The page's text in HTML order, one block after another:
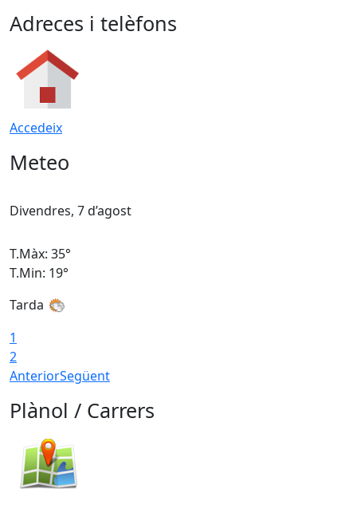
Adreces i telèfons
Accedeix
Meteo
Divendres, 7 d’agost
T.Màx: 35°
T.Min: 19°
Tarda
1
2
AnteriorSegüent
Plànol / Carrers